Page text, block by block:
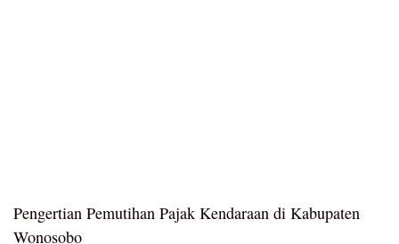
Pengertian Pemutihan Pajak Kendaraan di Kabupaten
Wonosobo